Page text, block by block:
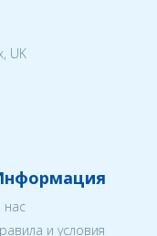
UK
нас
и условия